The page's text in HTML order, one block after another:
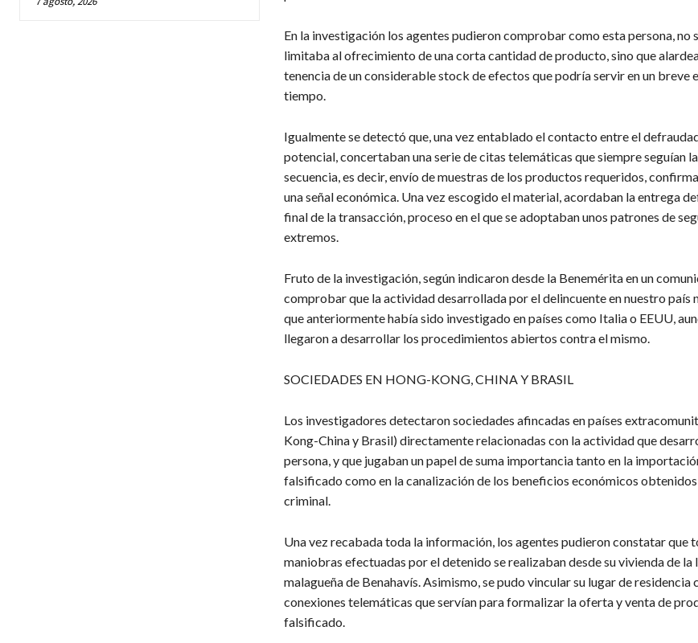
En la investigación los agentes pudieron comprobar como esta persona, no
limitaba al ofrecimiento de una corta cantidad de producto, sino que
tenencia de un considerable stock de efectos que podría servir en un breve
tiempo.
Igualmente se detectó que, una vez entablado el contacto entre el
potencial, concertaban una serie de citas telemáticas que siempre seguían
secuencia, es decir, envío de muestras de los productos requeridos,
una señal económica. Una vez escogido el material, acordaban la entrega
final de la transacción, proceso en el que se adoptaban unos patrones de
extremos.
Fruto de la investigación, según indicaron desde la Benemérita en un
comprobar que la actividad desarrollada por el delincuente en nuestro país
que anteriormente había sido investigado en países como Italia o EEUU,
llegaron a desarrollar los procedimientos abiertos contra el mismo.
SOCIEDADES EN HONG-KONG, CHINA Y BRASIL
Los investigadores detectaron sociedades afincadas en países
Kong-China y Brasil) directamente relacionadas con la actividad que
persona, y que jugaban un papel de suma importancia tanto en la
falsificado como en la canalización de los beneficios económicos
criminal.
Una vez recabada toda la información, los agentes pudieron constatar que
maniobras efectuadas por el detenido se realizaban desde su vivienda de la
malagueña de Benahavís. Asimismo, se pudo vincular su lugar de residencia
conexiones telemáticas que servían para formalizar la oferta y venta de
falsificado.